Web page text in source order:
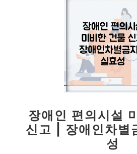
장애인 편의시설
신고 | 장애인차별
성